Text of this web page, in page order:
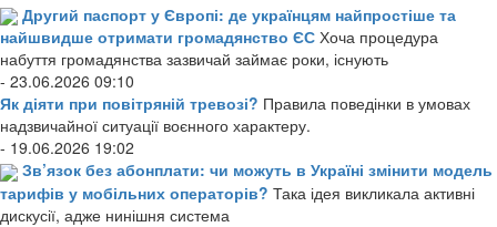
Другий паспорт у Європі: де українцям найпростіше та
найшвидше отримати громадянство ЄС Хоча процедура
набуття громадянства зазвичай займає роки, існують
- 23.06.2026 09:10
Як діяти при повітряній тревозі? Правила поведінки в умовах
надзвичайної ситуації воєнного характеру.
- 19.06.2026 19:02
Зв’язок без абонплати: чи можуть в Україні змінити модель
тарифів у мобільних операторів? Така ідея викликала активні
дискусії, адже нинішня система